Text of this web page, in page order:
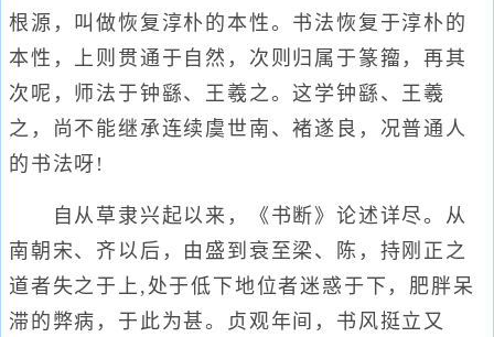
根源，叫做恢复淳朴的本性。书法恢复于淳朴的
本性，上则贯通于自然，次则归属于篆籀，再其
次呢，师法于钟繇、王羲之。这学钟繇、王羲
之，尚不能继承连续虞世南、褚遂良，况普通人
的书法呀!
自从草隶兴起以来，《书断》论述详尽。从
南朝宋、齐以后，由盛到衰至梁、陈，持刚正之
道者失之于上,处于低下地位者迷惑于下，肥胖呆
滞的弊病，于此为甚。贞观年间，书风挺立又